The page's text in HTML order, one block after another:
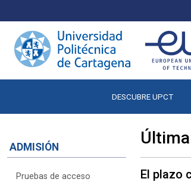
DESCUBRE UPCT
ADMISIÓN
Pruebas de acceso
El plazo